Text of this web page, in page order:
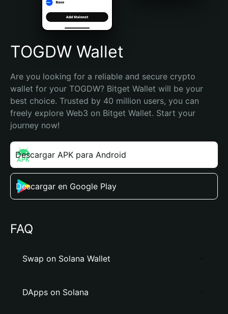
Português (Brasil)
Español (Argentina)
TOGDW Wallet
Are you looking for a reliable and secure crypto
wallet for your TOGDW? Bitget Wallet will be your
best choice. Trusted by 40 million users, you can
freely explore Web3 on Bitget Wallet. Start your
journey now!
Descargar APK para Android
Descargar en Google Play
FAQ
Swap on Solana Wallet
DApps on Solana